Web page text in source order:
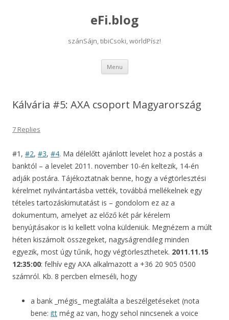
eFi.blog
szánSájn, tibiCsoki, wörldPísz!
Menu Skip
content
Kálvária #5: AXA csoport Magyarország
7 Replies
#1, #2, #3, #4. Ma délelőtt ajánlott levelet hoz a postás a
banktól – a levelet 2011. november 10-én keltezik, 14-én
adják postára. Tájékoztatnak benne, hogy a végtörlesztési
kérelmet nyilvántartásba vették, továbbá mellékelnek egy
tételes tartozáskimutatást is – gondolom ez az a
dokumentum, amelyet az előző két pár kérelem
benyújtásakor is ki kellett volna küldeniük. Megnézem a múlt
héten kiszámolt összegeket, nagyságrendileg minden
egyezik, most úgy tűnik, hogy végtörleszthetek. 2011.11.15
12:35:00: felhív egy AXA alkalmazott a +36 20 905 0500
számról. Kb. 8 percben elmeséli, hogy
a bank _mégis_ megtalálta a beszélgetéseket (nota
bene: itt még az van, hogy sehol nincsenek a voice